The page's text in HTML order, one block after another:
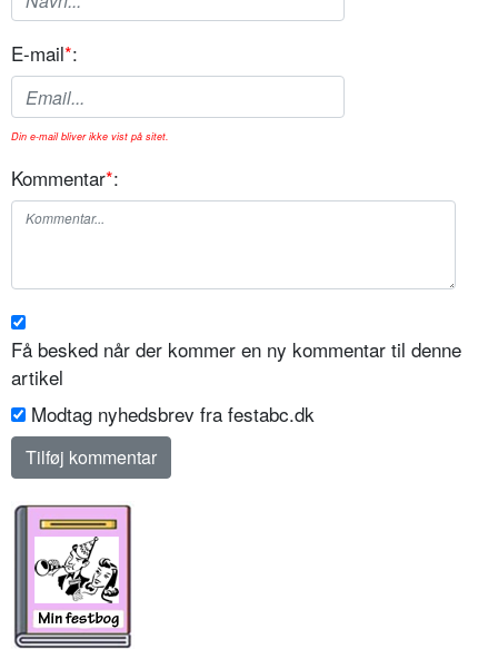
E-mail*:
Din e-mail bliver ikke vist på sitet.
Kommentar*:
Få besked når der kommer en ny kommentar til denne
artikel
Modtag nyhedsbrev fra festabc.dk